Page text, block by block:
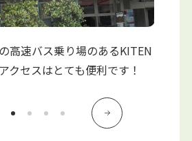
ー サイトのご利用について
高速バス乗り場のあるKITEN
クセスはとても便利です！